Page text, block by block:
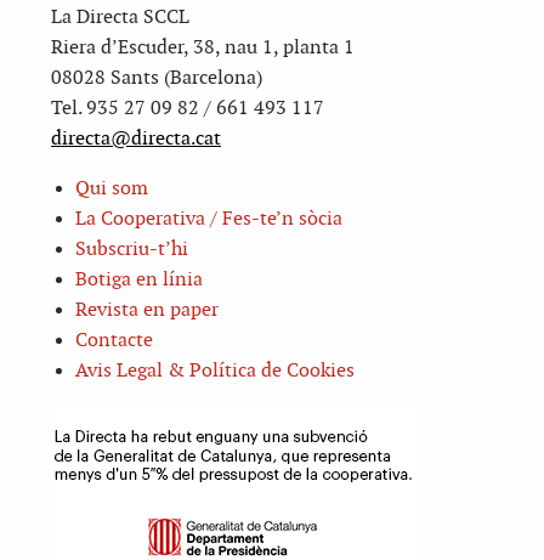
La Directa SCCL
Riera d’Escuder, 38, nau 1, planta 1
08028 Sants (Barcelona)
Tel. 935 27 09 82 / 661 493 117
directa@directa.cat
Qui som
La Cooperativa / Fes-te’n sòcia
Subscriu-t’hi
Botiga en línia
Revista en paper
Contacte
Avis Legal & Política de Cookies